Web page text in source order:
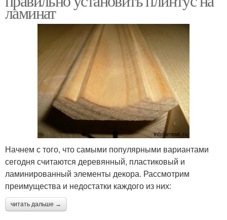
Плинтус из
пенополистирола
Потолочные плинтусы
Плинтусы из гипса Плинтус в углах
Плинтус с уголками Плинтус под углом
Плинтус на
двухуровневый
потолок
ламинат
Начнем с того, что самыми популярными вариантами
сегодня считаются деревянный, пластиковый и
ламинированный элементы декора. Рассмотрим
преимущества и недостатки каждого из них:
читать дальше →